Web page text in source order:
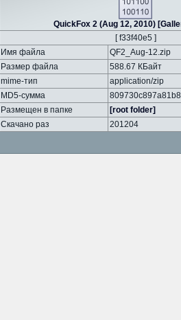
QuickFox 2 (Aug 12, 2010)
[ f33f40e5 ]
Имя файла
QF2_Aug-12.zip
Размер файла
588.67 КБайт
mime-тип
application/zip
MD5-сумма
Размещен в папке
[root folder]
Скачано раз
201204